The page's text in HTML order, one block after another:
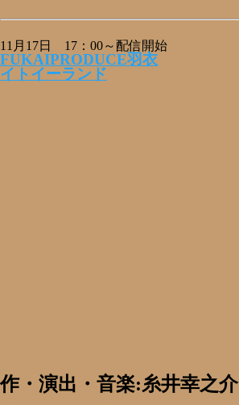
11月17日 17：00～配信開始
FUKAIPRODUCE羽衣
イトイーランド
作・演出・音楽:糸井幸之介